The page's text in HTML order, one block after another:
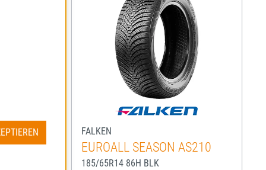
FALKEN
EUROALL SEASON AS210
185/65R14 86H BLK